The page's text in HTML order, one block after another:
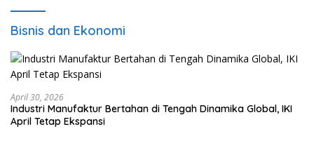
Bisnis dan Ekonomi
April 30, 2026
Industri Manufaktur Bertahan di Tengah Dinamika Global, IKI
April Tetap Ekspansi